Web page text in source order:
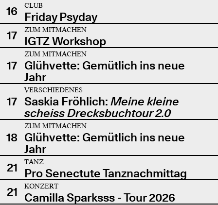
16
CLUB
Friday Psyday
17
ZUM MITMACHEN
IGTZ Workshop
17
ZUM MITMACHEN
Glühvette: Gemütlich ins neue
Jahr
17
VERSCHIEDENES
Saskia Fröhlich: Meine kleine
scheiss Drecksbuchtour 2.0
18
ZUM MITMACHEN
Glühvette: Gemütlich ins neue
Jahr
21
TANZ
Pro Senectute Tanznachmittag
21
KONZERT
Camilla Sparksss - Tour 2026